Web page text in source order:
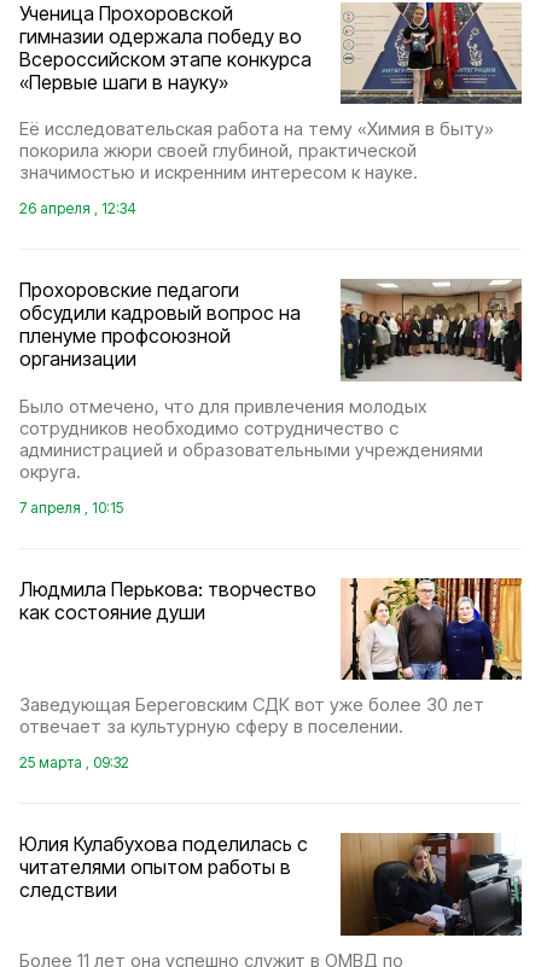
Ученица Прохоровской
гимназии одержала победу во
Всероссийском этапе конкурса
«Первые шаги в науку»
Её исследовательская работа на тему «Химия в быту»
покорила жюри своей глубиной, практической
значимостью и искренним интересом к науке.
26 апреля , 12:34
Прохоровские педагоги
обсудили кадровый вопрос на
пленуме профсоюзной
организации
Было отмечено, что для привлечения молодых
сотрудников необходимо сотрудничество с
администрацией и образовательными учреждениями
округа.
7 апреля , 10:15
Людмила Перькова: творчество
как состояние души
Заведующая Береговским СДК вот уже более 30 лет
отвечает за культурную сферу в поселении.
25 марта , 09:32
Юлия Кулабухова поделилась с
читателями опытом работы в
следствии
Более 11 лет она успешно служит в ОМВД по